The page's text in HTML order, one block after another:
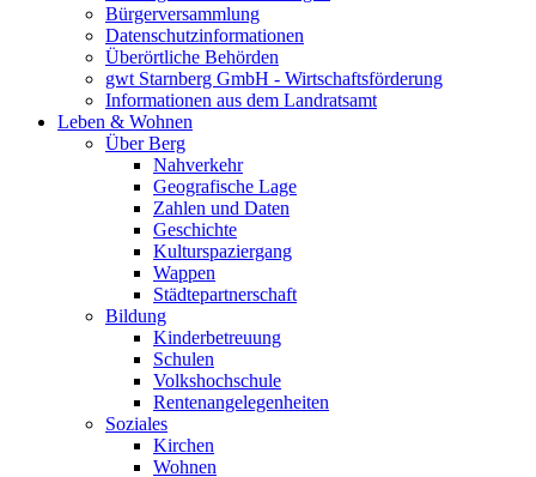
Bürgerversammlung
Datenschutzinformationen
Überörtliche Behörden
gwt Starnberg GmbH - Wirtschaftsförderung
Informationen aus dem Landratsamt
Leben & Wohnen
Über Berg
Nahverkehr
Geografische Lage
Zahlen und Daten
Geschichte
Kulturspaziergang
Wappen
Städtepartnerschaft
Bildung
Kinderbetreuung
Schulen
Volkshochschule
Rentenangelegenheiten
Soziales
Kirchen
Wohnen